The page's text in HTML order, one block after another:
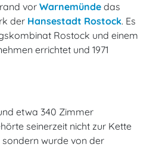
vor Warnemünde das
der Hansestadt Rostock. Es
Rostock und einem
errichtet und 1971
etwa 340 Zimmer
seinerzeit nicht zur Kette
wurde von der